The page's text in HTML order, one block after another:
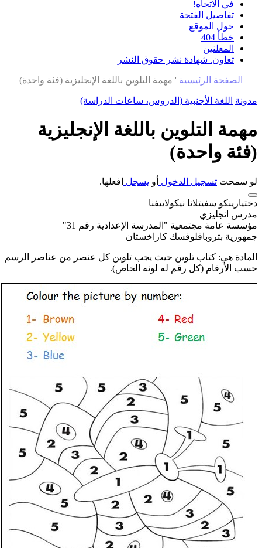
في الاتجاه!
تفاصيل الفتحة
حول الموقع
خطأ 404
المعلنين
تعاون. شهادة نشر حقوق النشر
الصفحة الرئيسية ' مهمة التلوين باللغة الإنجليزية (فئة واحدة)
مدونة اللغة الأجنبية (الدروس، ساعات الدراسة)
مهمة التلوين باللغة الإنجليزية
(فئة واحدة)
لو سمحت تسجيل الدخول أو يسجل افعلها.
دختيارينكو سفيتلانا نيكولاييفنا
مدرس انجليزي
مؤسسة عامة مجتمعية "المدرسة الإعدادية رقم 31"
جمهورية بتروبافلوفسك كازاخستان
المادة هي: كتاب تلوين حيث يجب تلوين كل عنصر من عناصر الرسم
حسب الأرقام (كل رقم له لونه الخاص).